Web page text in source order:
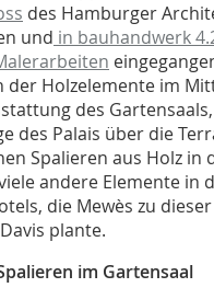
des Hamburger
und in bauhandwerk
Holzelemente im
des
des Palais über die
Spalieren aus Holz in
andere Elemente in
die Mewès zu
plante.
im Gartensaal